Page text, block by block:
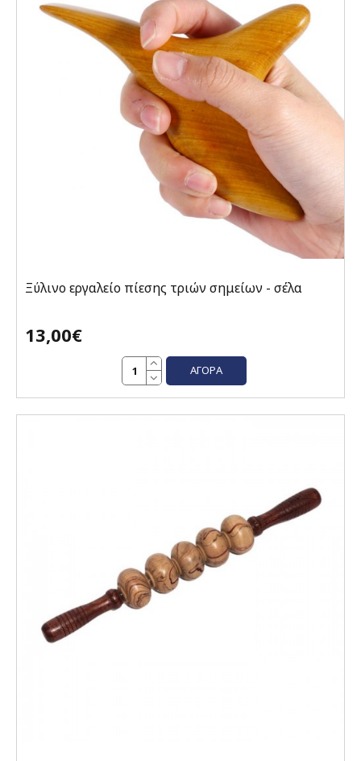
Ξύλινο εργαλείο πίεσης τριών σημείων - σέλα
13,00€
ΑΓΟΡΆ